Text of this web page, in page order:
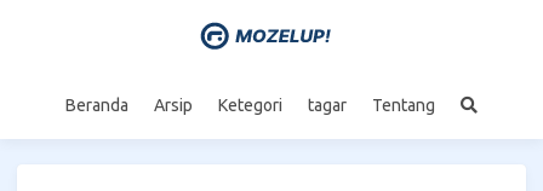
Beranda Arsip Ketegori tagar Tentang